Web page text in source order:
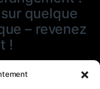
quelque
– revenez
!